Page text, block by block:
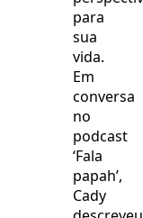
para
sua
vida.
Em
conversa
no
podcast
‘Fala
papah’,
Cady